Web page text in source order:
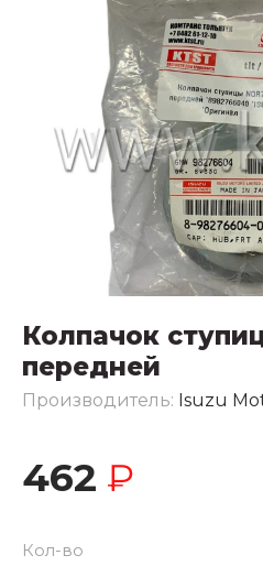
Колпачок
передней
Производитель: Isuzu
462 ₽
Кол-во